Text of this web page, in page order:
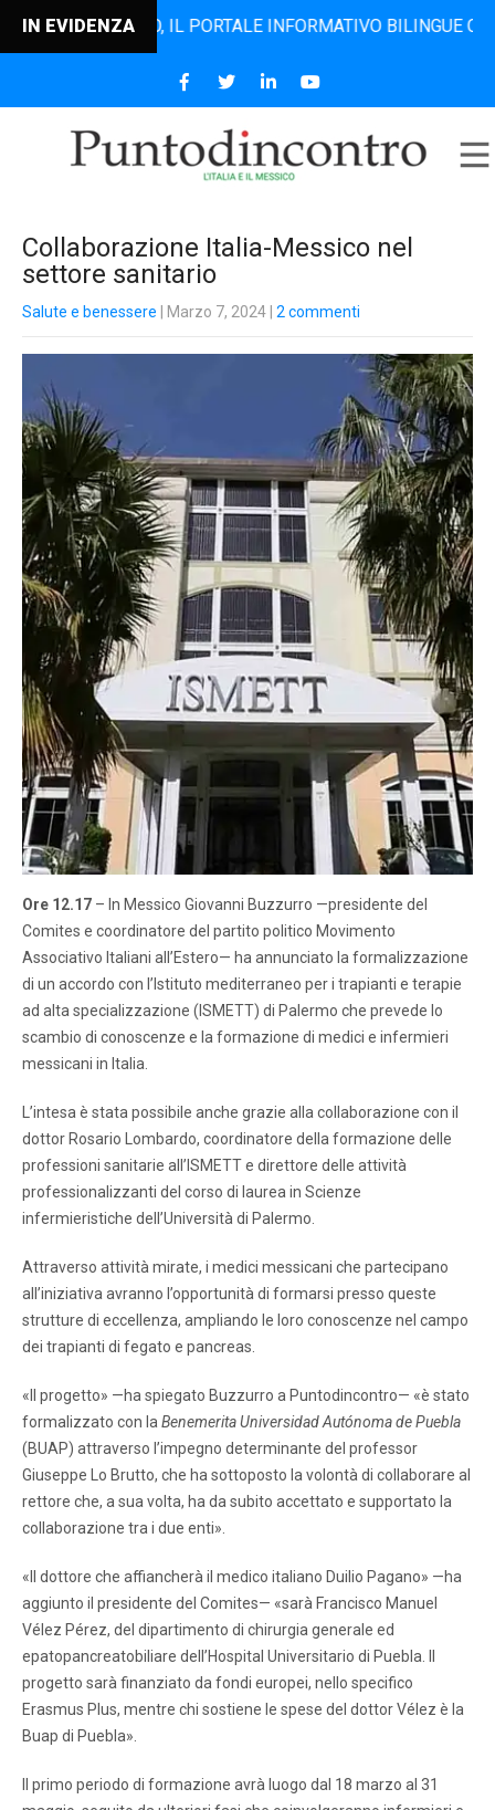
IN EVIDENZAIL PORTALE INFORMATIVO BILINGUE CHE
Collaborazione Italia-Messico nel
settore sanitario
Salute e benessere | Marzo 7, 2024 2 commenti
Ore 12.17 – In Messico Giovanni Buzzurro —presidente del
Comites e coordinatore del partito politico Movimento
Associativo Italiani all’Estero— ha annunciato la formalizzazione
di un accordo con l’Istituto mediterraneo per i trapianti e terapie
ad alta specializzazione (ISMETT) di Palermo che prevede lo
scambio di conoscenze e la formazione di medici e infermieri
messicani in Italia.
L’intesa è stata possibile anche grazie alla collaborazione con il
dottor Rosario Lombardo, coordinatore della formazione delle
professioni sanitarie all’ISMETT e direttore delle attività
professionalizzanti del corso di laurea in Scienze
infermieristiche dell’Università di Palermo.
Attraverso attività mirate, i medici messicani che partecipano
all’iniziativa avranno l’opportunità di formarsi presso queste
strutture di eccellenza, ampliando le loro conoscenze nel campo
dei trapianti di fegato e pancreas.
«Il progetto» —ha spiegato Buzzurro a Puntodincontro— «è stato
formalizzato con la Benemerita Universidad Autónoma de Puebla
(BUAP) attraverso l’impegno determinante del professor
Giuseppe Lo Brutto, che ha sottoposto la volontà di collaborare al
rettore che, a sua volta, ha da subito accettato e supportato la
collaborazione tra i due enti».
«Il dottore che affiancherà il medico italiano Duilio Pagano» —ha
aggiunto il presidente del Comites— «sarà Francisco Manuel
Vélez Pérez, del dipartimento di chirurgia generale ed
epatopancreatobiliare dell’Hospital Universitario di Puebla. Il
progetto sarà finanziato da fondi europei, nello specifico
Erasmus Plus, mentre chi sostiene le spese del dottor Vélez è la
Buap di Puebla».
Il primo periodo di formazione avrà luogo dal 18 marzo al 31